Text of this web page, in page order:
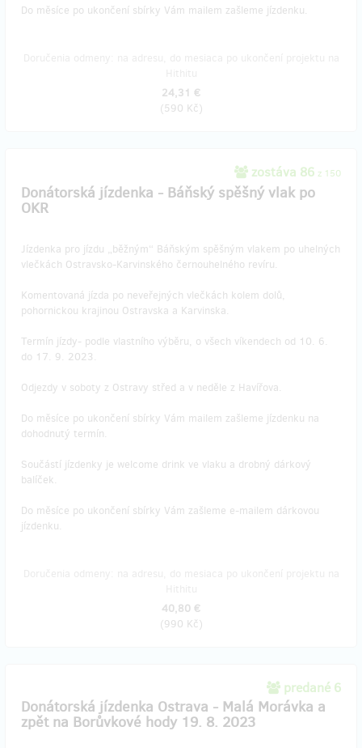
Do měsíce po ukončení sbírky Vám mailem zašleme jízdenku.
24,31 €
(590 Kč)
zostáva 86 z 150
Donátorská jízdenka - Báňský spěšný vlak po
OKR
Jízdenka pro jízdu „běžným“ Báňským spěšným vlakem po uhelných
vlečkách Ostravsko-Karvinského černouhelného revíru.
Komentovaná jízda po neveřejných vlečkách kolem dolů,
pohornickou krajinou Ostravska a Karvinska.
Termín jízdy- podle vlastního výběru, o všech víkendech od 10. 6.
do 17. 9. 2023.
Odjezdy v soboty z Ostravy střed a v neděle z Havířova.
Do měsíce po ukončení sbírky Vám mailem zašleme jízdenku na
dohodnutý termín.
Součástí jízdenky je welcome drink ve vlaku a drobný dárkový
balíček.
Do měsíce po ukončení sbírky Vám zašleme e-mailem dárkovou
jízdenku.
40,80 €
(990 Kč)
predané 6
Donátorská jízdenka Ostrava - Malá Morávka a
zpět na Borůvkové hody 19. 8. 2023